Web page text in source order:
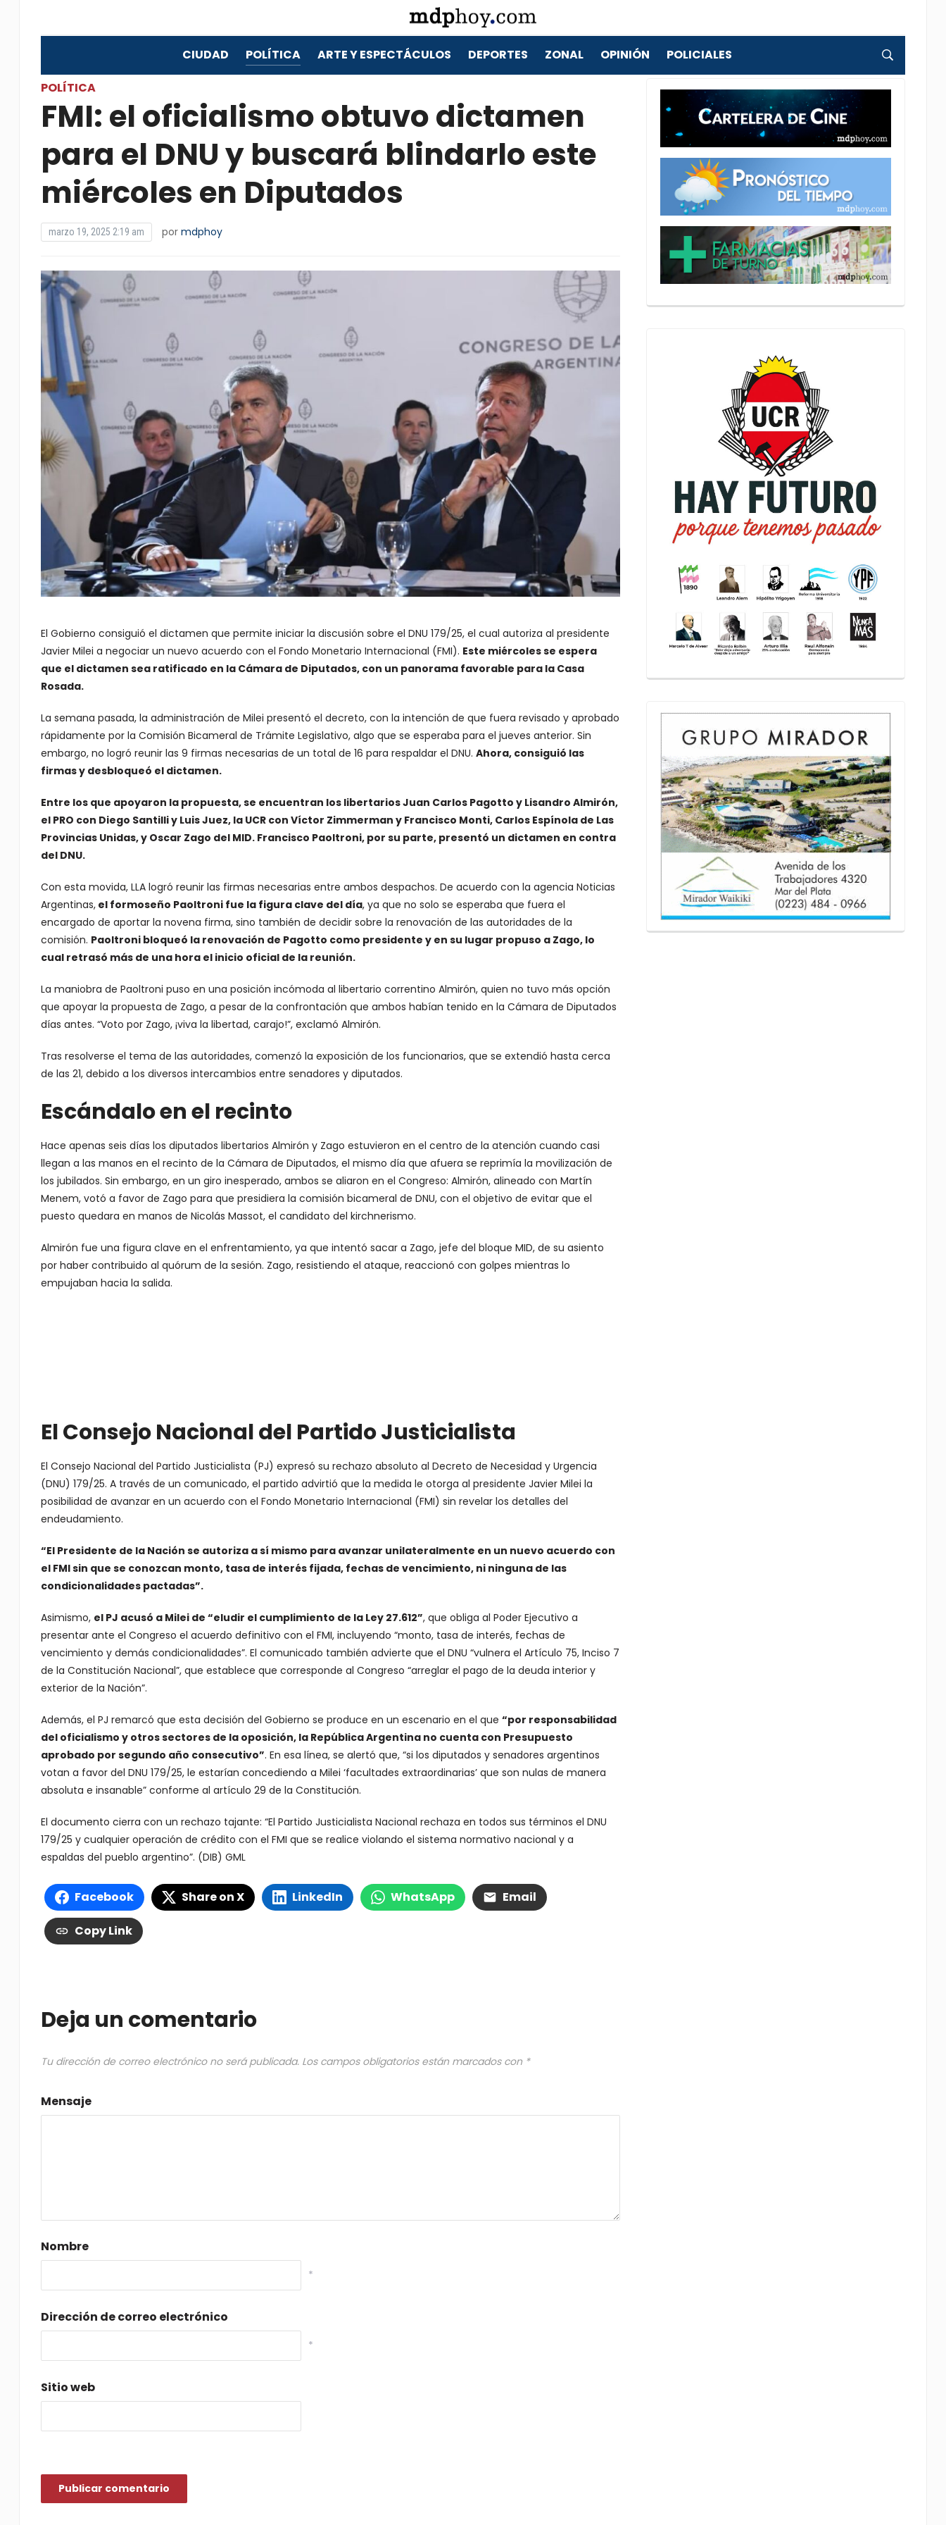
CIUDAD POLÍTICA ARTE Y ESPECTÁCULOS DEPORTES ZONAL OPINIÓN POLICIALES
POLÍTICA
FMI: el oficialismo obtuvo dictamen
para el DNU y buscará blindarlo este
miércoles en Diputados
marzo 19, 2025 2:19 am por mdphoy
El Gobierno consiguió el dictamen que permite iniciar la discusión sobre el DNU 179/25, el cual autoriza al presidente
Javier Milei a negociar un nuevo acuerdo con el Fondo Monetario Internacional (FMI). Este miércoles se espera
que el dictamen sea ratificado en la Cámara de Diputados, con un panorama favorable para la Casa
Rosada.
La semana pasada, la administración de Milei presentó el decreto, con la intención de que fuera revisado y aprobado
rápidamente por la Comisión Bicameral de Trámite Legislativo, algo que se esperaba para el jueves anterior. Sin
embargo, no logró reunir las 9 firmas necesarias de un total de 16 para respaldar el DNU. Ahora, consiguió las
firmas y desbloqueó el dictamen.
Entre los que apoyaron la propuesta, se encuentran los libertarios Juan Carlos Pagotto y Lisandro Almirón,
el PRO con Diego Santilli y Luis Juez, la UCR con Víctor Zimmerman y Francisco Monti, Carlos Espínola de Las
Provincias Unidas, y Oscar Zago del MID. Francisco Paoltroni, por su parte, presentó un dictamen en contra
del DNU.
Con esta movida, LLA logró reunir las firmas necesarias entre ambos despachos. De acuerdo con la agencia Noticias
Argentinas,el formoseño Paoltroni fue la figura clave del día, ya que no solo se esperaba que fuera el
encargado de aportar la novena firma, sino también de decidir sobre la renovación de las autoridades de la
comisión. Paoltroni bloqueó la renovación de Pagotto como presidente y en su lugar propuso a Zago, lo
cual retrasó más de una hora el inicio oficial de la reunión.
La maniobra de Paoltroni puso en una posición incómoda al libertario correntino Almirón, quien no tuvo más opción
que apoyar la propuesta de Zago, a pesar de la confrontación que ambos habían tenido en la Cámara de Diputados
días antes. “Voto por Zago, ¡viva la libertad, carajo!”, exclamó Almirón.
Tras resolverse el tema de las autoridades, comenzó la exposición de los funcionarios, que se extendió hasta cerca
de las 21, debido a los diversos intercambios entre senadores y diputados.
Escándalo en el recinto
Hace apenas seis días los diputados libertarios Almirón y Zago estuvieron en el centro de la atención cuando casi
llegan a las manos en el recinto de la Cámara de Diputados, el mismo día que afuera se reprimía la movilización de
los jubilados. Sin embargo, en un giro inesperado, ambos se aliaron en el Congreso: Almirón, alineado con Martín
Menem, votó a favor de Zago para que presidiera la comisión bicameral de DNU, con el objetivo de evitar que el
puesto quedara en manos de Nicolás Massot, el candidato del kirchnerismo.
Almirón fue una figura clave en el enfrentamiento, ya que intentó sacar a Zago, jefe del bloque MID, de su asiento
por haber contribuido al quórum de la sesión. Zago, resistiendo el ataque, reaccionó con golpes mientras lo
empujaban hacia la salida.
El Consejo Nacional del Partido Justicialista
El Consejo Nacional del Partido Justicialista (PJ) expresó su rechazo absoluto al Decreto de Necesidad y Urgencia
(DNU) 179/25. A través de un comunicado, el partido advirtió que la medida le otorga al presidente Javier Milei la
posibilidad de avanzar en un acuerdo con el Fondo Monetario Internacional (FMI) sin revelar los detalles del
endeudamiento.
“El Presidente de la Nación se autoriza a sí mismo para avanzar unilateralmente en un nuevo acuerdo con
el FMI sin que se conozcan monto, tasa de interés fijada, fechas de vencimiento, ni ninguna de las
condicionalidades pactadas”.
Asimismo, el PJ acusó a Milei de “eludir el cumplimiento de la Ley 27.612”, que obliga al Poder Ejecutivo a
presentar ante el Congreso el acuerdo definitivo con el FMI, incluyendo “monto, tasa de interés, fechas de
vencimiento y demás condicionalidades”. El comunicado también advierte que el DNU “vulnera el Artículo 75, Inciso 7
de la Constitución Nacional”, que establece que corresponde al Congreso “arreglar el pago de la deuda interior y
exterior de la Nación”.
Además, el PJ remarcó que esta decisión del Gobierno se produce en un escenario en el que “por responsabilidad
del oficialismo y otros sectores de la oposición, la República Argentina no cuenta con Presupuesto
aprobado por segundo año consecutivo”. En esa línea, se alertó que, “si los diputados y senadores argentinos
votan a favor del DNU 179/25, le estarían concediendo a Milei ‘facultades extraordinarias’ que son nulas de manera
absoluta e insanable” conforme al artículo 29 de la Constitución.
El documento cierra con un rechazo tajante: “El Partido Justicialista Nacional rechaza en todos sus términos el DNU
179/25 y cualquier operación de crédito con el FMI que se realice violando el sistema normativo nacional y a
espaldas del pueblo argentino”. (DIB) GML
Facebook Share on X LinkedIn WhatsApp Email
Copy Link
Deja un comentario
Tu dirección de correo electrónico no será publicada. Los campos obligatorios están marcados con *
Mensaje
Nombre
*
Dirección de correo electrónico
*
Sitio web